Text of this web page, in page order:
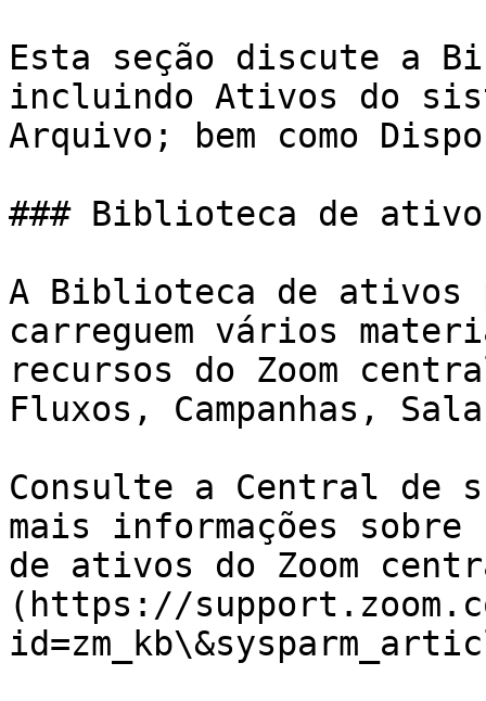
Esta seção discute a
incluindo Ativos do
Arquivo; bem como
### Biblioteca de
A Biblioteca de ativos
carreguem vários
recursos do Zoom
Fluxos, Campanhas,
Consulte a Central de
mais informações
de ativos do Zoom
(https://